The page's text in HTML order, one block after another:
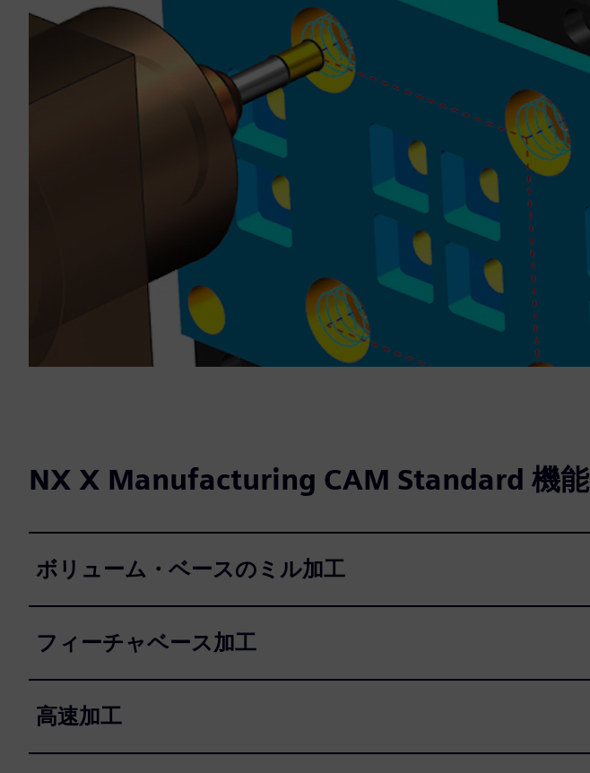
NX X Manufacturing CAM Standard 機能
ボリューム・ベースのミル加工
フィーチャベース加工
高速加工